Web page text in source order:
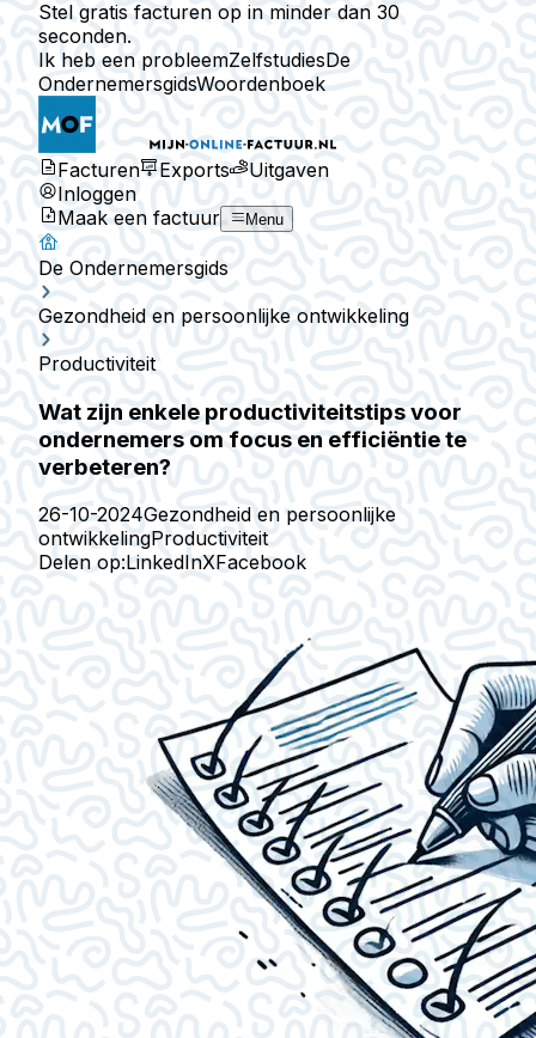
Stel gratis facturen op in minder dan 30
seconden.
Ik heb een probleemZelfstudiesDe
OndernemersgidsWoordenboek
Facturen Exports
Uitgaven
Inloggen
Maak een factuur
Menu
De Ondernemersgids
Gezondheid en persoonlijke ontwikkeling
Productiviteit
Wat zijn enkele productiviteitstips voor
ondernemers om focus en efficiëntie te
verbeteren?
26-10-2024Gezondheid en persoonlijke
ontwikkelingProductiviteit
Delen op:LinkedInXFacebook